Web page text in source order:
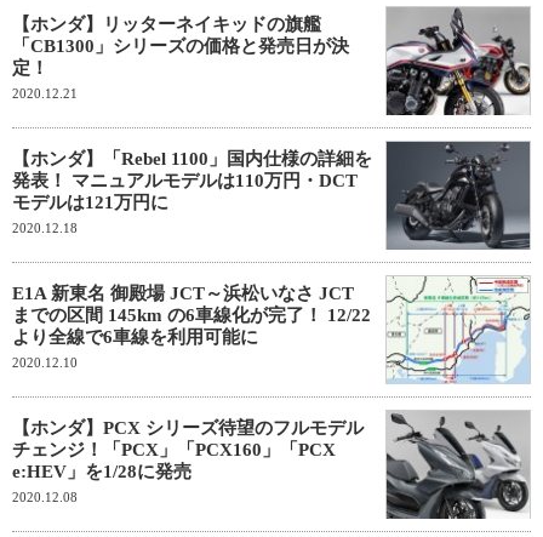
【ホンダ】リッターネイキッドの旗艦
「CB1300」シリーズの価格と発売日が決
定！
2020.12.21
【ホンダ】「Rebel 1100」国内仕様の詳細を
発表！ マニュアルモデルは110万円・DCT
モデルは121万円に
2020.12.18
E1A 新東名 御殿場 JCT～浜松いなさ JCT
までの区間 145km の6車線化が完了！ 12/22
より全線で6車線を利用可能に
2020.12.10
【ホンダ】PCX シリーズ待望のフルモデル
チェンジ！「PCX」「PCX160」「PCX
e:HEV」を1/28に発売
2020.12.08